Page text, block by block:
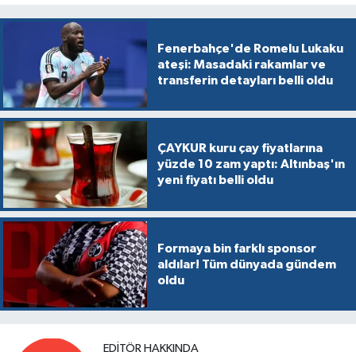
Fenerbahçe'de Romelu Lukaku
ateşi: Masadaki rakamlar ve
transferin detayları belli oldu
ÇAYKUR kuru çay fiyatlarına
yüzde 10 zam yaptı: Altınbaş'ın
yeni fiyatı belli oldu
Formaya bin farklı sponsor
aldılar! Tüm dünyada gündem
oldu
EDITÖR HAKKINDA